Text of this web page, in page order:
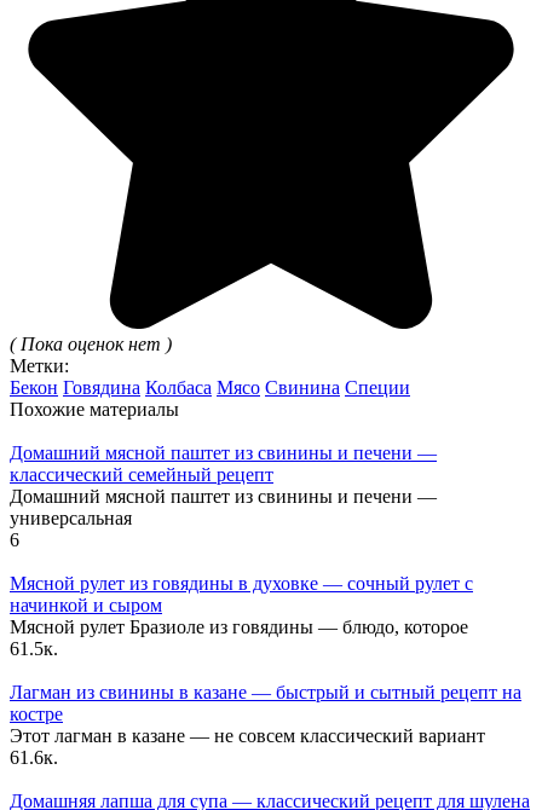
( Пока оценок нет )
Метки:
Бекон Говядина Колбаса Мясо Свинина Специи
Похожие материалы
Домашний мясной паштет из свинины и печени —
классический семейный рецепт
Домашний мясной паштет из свинины и печени —
универсальная
6
Мясной рулет из говядины в духовке — сочный рулет с
начинкой и сыром
Мясной рулет Бразиоле из говядины — блюдо, которое
61.5к.
Лагман из свинины в казане — быстрый и сытный рецепт на
костре
Этот лагман в казане — не совсем классический вариант
61.6к.
Домашняя лапша для супа — классический рецепт для шулена